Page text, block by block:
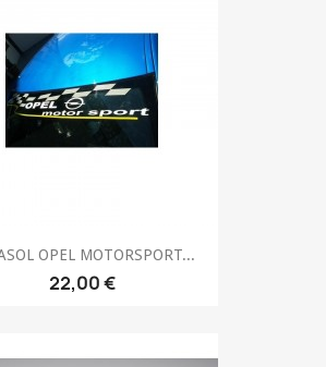
OPEL MOTORSPORT...
22,00 €